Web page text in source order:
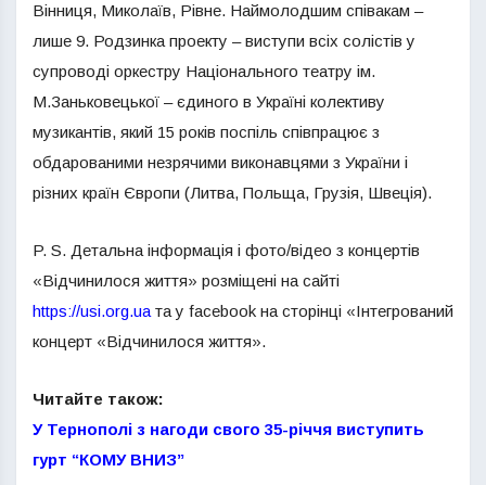
Вінниця, Миколаїв, Рівне. Наймолодшим співакам –
лише 9. Родзинка проекту – виступи всіх солістів у
супроводі оркестру Національного театру ім.
М.Заньковецької – єдиного в Україні колективу
музикантів, який 15 років поспіль співпрацює з
обдарованими незрячими виконавцями з України і
різних країн Європи (Литва, Польща, Грузія, Швеція).
P. S. Детальна інформація і фото/відео з концертів
«Відчинилося життя» розміщені на сайті
https://usi.org.ua та у facebook на сторінці «Інтегрований
концерт «Відчинилося життя».
Читайте також:
У Тернополі з нагоди свого 35-річчя виступить
гурт “КОМУ ВНИЗ”